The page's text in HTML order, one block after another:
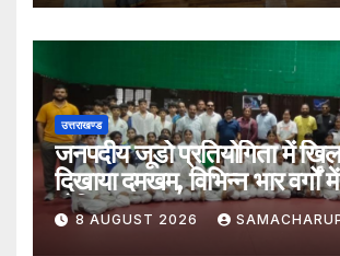
उत्तराखण्ड
जनपदीय जूडो प्रतियोगिता में
दिखाया दमखम, विभिन्न भार वर्गों
घोषित
8 AUGUST 2026